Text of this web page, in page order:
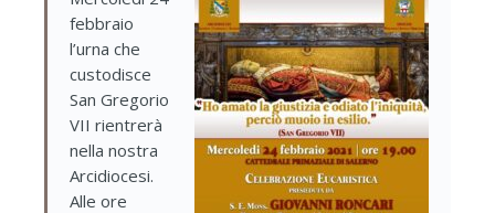
febbraio
l’urna che
custodisce
San Gregorio
VII rientrerà
nella nostra
Arcidiocesi.
Alle ore